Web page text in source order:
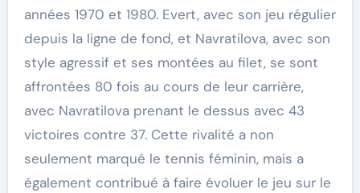
années 1970 et 1980. Evert, avec son jeu régulier
depuis la ligne de fond, et Navratilova, avec son
style agressif et ses montées au filet, se sont
affrontées 80 fois au cours de leur carrière,
avec Navratilova prenant le dessus avec 43
victoires contre 37. Cette rivalité a non
seulement marqué le tennis féminin, mais a
également contribué à faire évoluer le jeu sur le